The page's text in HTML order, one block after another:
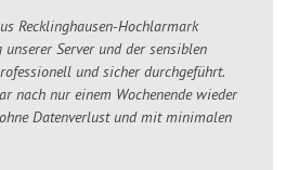
Recklinghausen-Hochlarmark
Server und der sensiblen
und sicher durchgeführt.
nach nur einem Wochenende wieder
Datenverlust und mit minimalen